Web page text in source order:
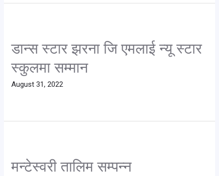
डान्स स्टार झरना जि एमलाई न्यू स्टार
स्कुलमा सम्मान
August 31, 2022
मन्टेस्वरी तालिम सम्पन्न